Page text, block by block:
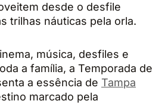
desde o desfile
trilhas náuticas pela orla.
música, desfiles e
a família, a Temporada de
a essência de Tampa
marcado pela